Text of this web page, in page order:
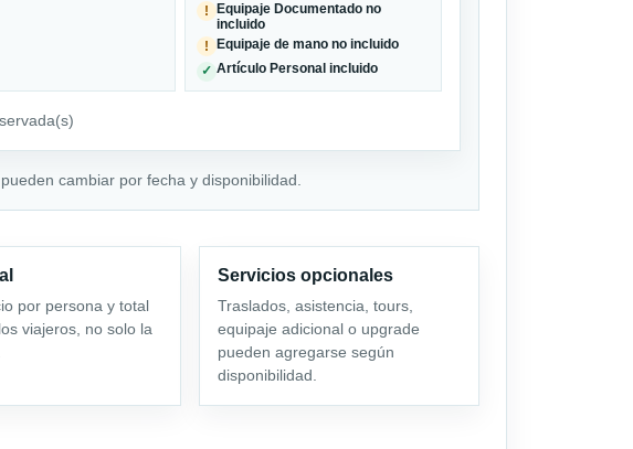
!
Equipaje Documentado no
incluido
!
Equipaje de mano no incluido
✓ Artículo Personal incluido
cambiar por fecha y disponibilidad.
por persona y total
viajeros, no solo la
Servicios opcionales
Traslados, asistencia, tours,
equipaje adicional o upgrade
pueden agregarse según
disponibilidad.